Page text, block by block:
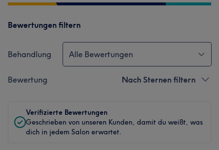
Bewertungen filtern
Behandlung Alle Bewertungen
Bewertung Nach Sternen filtern
Verifizierte Bewertungen
Geschrieben von unseren Kunden, damit du weißt, was
dich in jedem Salon erwartet.